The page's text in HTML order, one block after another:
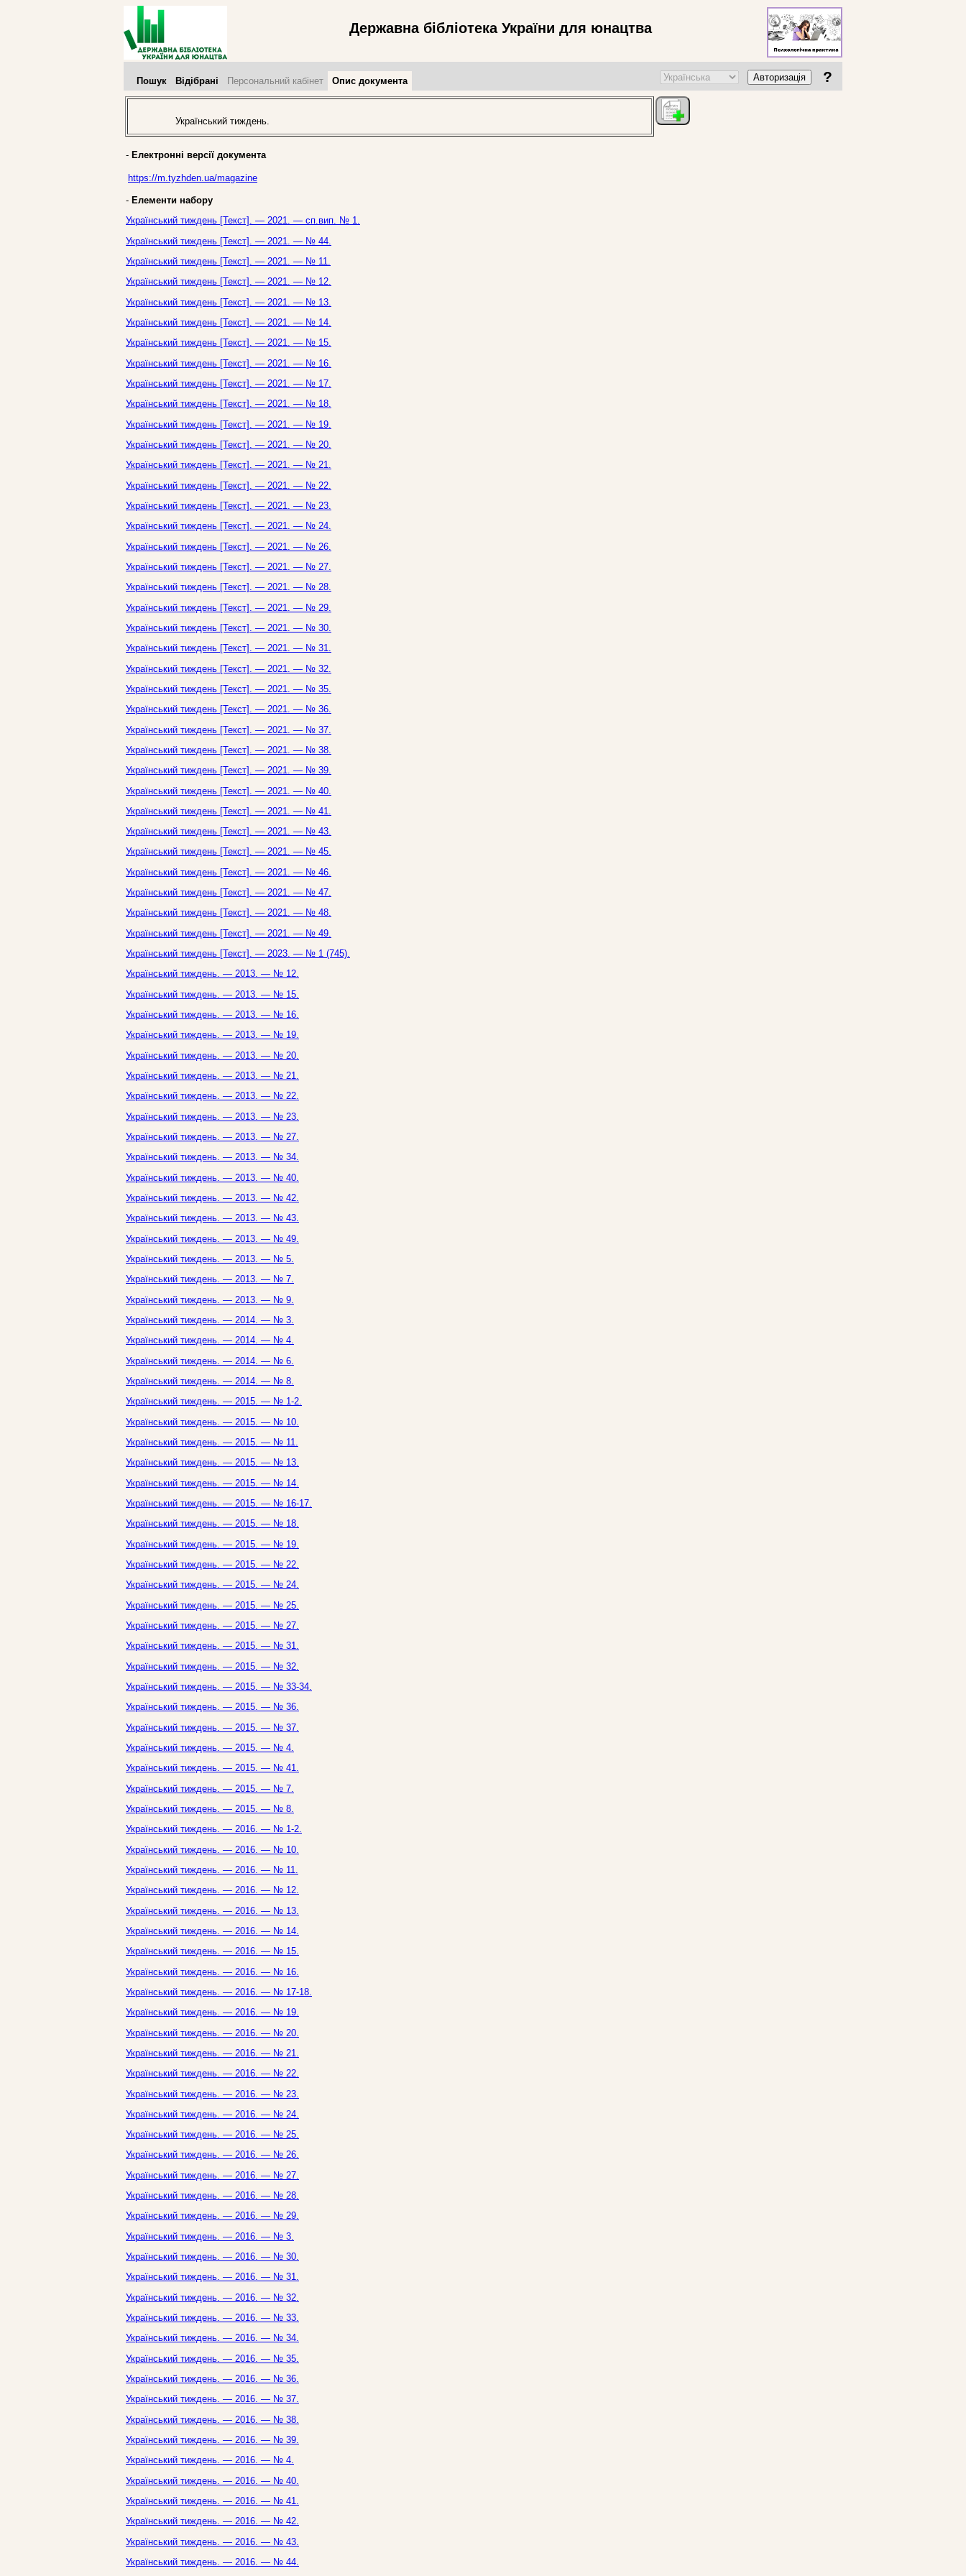
Державна бібліотека України для юнацтва
Пошук Відібрані Персональний кабінет Опис документа Авторизація ?
Український тиждень.
- Електронні версії документа
https://m.tyzhden.ua/magazine
- Елементи набору
Український тиждень [Текст]. — 2021. — сп.вип. № 1.
Український тиждень [Текст]. — 2021. — № 44.
Український тиждень [Текст]. — 2021. — № 11.
Український тиждень [Текст]. — 2021. — № 12.
Український тиждень [Текст]. — 2021. — № 13.
Український тиждень [Текст]. — 2021. — № 14.
Український тиждень [Текст]. — 2021. — № 15.
Український тиждень [Текст]. — 2021. — № 16.
Український тиждень [Текст]. — 2021. — № 17.
Український тиждень [Текст]. — 2021. — № 18.
Український тиждень [Текст]. — 2021. — № 19.
Український тиждень [Текст]. — 2021. — № 20.
Український тиждень [Текст]. — 2021. — № 21.
Український тиждень [Текст]. — 2021. — № 22.
Український тиждень [Текст]. — 2021. — № 23.
Український тиждень [Текст]. — 2021. — № 24.
Український тиждень [Текст]. — 2021. — № 26.
Український тиждень [Текст]. — 2021. — № 27.
Український тиждень [Текст]. — 2021. — № 28.
Український тиждень [Текст]. — 2021. — № 29.
Український тиждень [Текст]. — 2021. — № 30.
Український тиждень [Текст]. — 2021. — № 31.
Український тиждень [Текст]. — 2021. — № 32.
Український тиждень [Текст]. — 2021. — № 35.
Український тиждень [Текст]. — 2021. — № 36.
Український тиждень [Текст]. — 2021. — № 37.
Український тиждень [Текст]. — 2021. — № 38.
Український тиждень [Текст]. — 2021. — № 39.
Український тиждень [Текст]. — 2021. — № 40.
Український тиждень [Текст]. — 2021. — № 41.
Український тиждень [Текст]. — 2021. — № 43.
Український тиждень [Текст]. — 2021. — № 45.
Український тиждень [Текст]. — 2021. — № 46.
Український тиждень [Текст]. — 2021. — № 47.
Український тиждень [Текст]. — 2021. — № 48.
Український тиждень [Текст]. — 2021. — № 49.
Український тиждень [Текст]. — 2023. — № 1 (745).
Український тиждень. — 2013. — № 12.
Український тиждень. — 2013. — № 15.
Український тиждень. — 2013. — № 16.
Український тиждень. — 2013. — № 19.
Український тиждень. — 2013. — № 20.
Український тиждень. — 2013. — № 21.
Український тиждень. — 2013. — № 22.
Український тиждень. — 2013. — № 23.
Український тиждень. — 2013. — № 27.
Український тиждень. — 2013. — № 34.
Український тиждень. — 2013. — № 40.
Український тиждень. — 2013. — № 42.
Український тиждень. — 2013. — № 43.
Український тиждень. — 2013. — № 49.
Український тиждень. — 2013. — № 5.
Український тиждень. — 2013. — № 7.
Український тиждень. — 2013. — № 9.
Український тиждень. — 2014. — № 3.
Український тиждень. — 2014. — № 4.
Український тиждень. — 2014. — № 6.
Український тиждень. — 2014. — № 8.
Український тиждень. — 2015. — № 1-2.
Український тиждень. — 2015. — № 10.
Український тиждень. — 2015. — № 11.
Український тиждень. — 2015. — № 13.
Український тиждень. — 2015. — № 14.
Український тиждень. — 2015. — № 16-17.
Український тиждень. — 2015. — № 18.
Український тиждень. — 2015. — № 19.
Український тиждень. — 2015. — № 22.
Український тиждень. — 2015. — № 24.
Український тиждень. — 2015. — № 25.
Український тиждень. — 2015. — № 27.
Український тиждень. — 2015. — № 31.
Український тиждень. — 2015. — № 32.
Український тиждень. — 2015. — № 33-34.
Український тиждень. — 2015. — № 36.
Український тиждень. — 2015. — № 37.
Український тиждень. — 2015. — № 4.
Український тиждень. — 2015. — № 41.
Український тиждень. — 2015. — № 7.
Український тиждень. — 2015. — № 8.
Український тиждень. — 2016. — № 1-2.
Український тиждень. — 2016. — № 10.
Український тиждень. — 2016. — № 11.
Український тиждень. — 2016. — № 12.
Український тиждень. — 2016. — № 13.
Український тиждень. — 2016. — № 14.
Український тиждень. — 2016. — № 15.
Український тиждень. — 2016. — № 16.
Український тиждень. — 2016. — № 17-18.
Український тиждень. — 2016. — № 19.
Український тиждень. — 2016. — № 20.
Український тиждень. — 2016. — № 21.
Український тиждень. — 2016. — № 22.
Український тиждень. — 2016. — № 23.
Український тиждень. — 2016. — № 24.
Український тиждень. — 2016. — № 25.
Український тиждень. — 2016. — № 26.
Український тиждень. — 2016. — № 27.
Український тиждень. — 2016. — № 28.
Український тиждень. — 2016. — № 29.
Український тиждень. — 2016. — № 3.
Український тиждень. — 2016. — № 30.
Український тиждень. — 2016. — № 31.
Український тиждень. — 2016. — № 32.
Український тиждень. — 2016. — № 33.
Український тиждень. — 2016. — № 34.
Український тиждень. — 2016. — № 35.
Український тиждень. — 2016. — № 36.
Український тиждень. — 2016. — № 37.
Український тиждень. — 2016. — № 38.
Український тиждень. — 2016. — № 39.
Український тиждень. — 2016. — № 4.
Український тиждень. — 2016. — № 40.
Український тиждень. — 2016. — № 41.
Український тиждень. — 2016. — № 42.
Український тиждень. — 2016. — № 43.
Український тиждень. — 2016. — № 44.